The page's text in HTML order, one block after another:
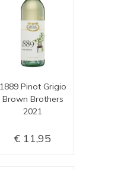
1889 Pinot Grigio
Brown Brothers
2021
11,95